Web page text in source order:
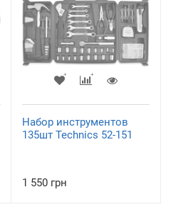
Набор инструментов
135шт Technics 52-151
1 550 грн